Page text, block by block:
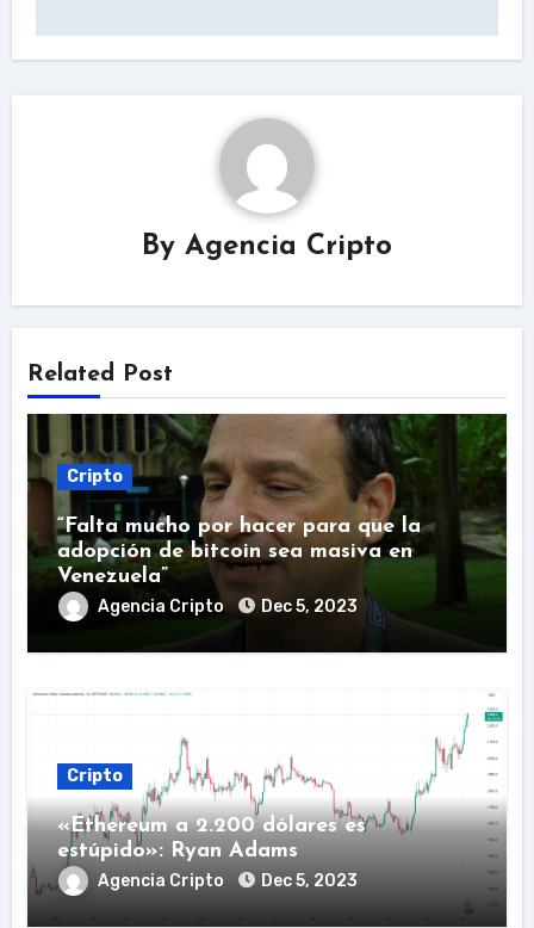
By Agencia Cripto
Related Post
Cripto
“Falta mucho por hacer para que la
adopción de bitcoin sea masiva en
Venezuela”
Agencia Cripto Dec 5, 2023
Cripto
«Ethereum a 2.200 dólares es
estúpido»: Ryan Adams
Agencia Cripto Dec 5, 2023